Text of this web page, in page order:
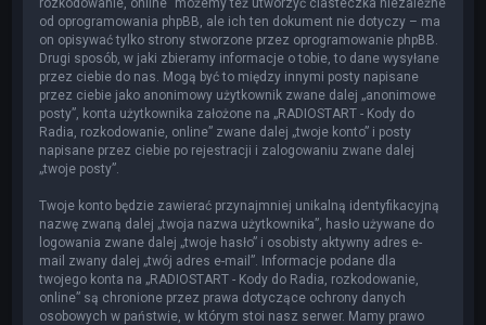
od oprogramowania phpBB, ale ich ten dokument nie dotyczy – ma
on opisywać tylko strony stworzone przez oprogramowanie phpBB.
Drugi sposób, w jaki zbieramy informacje o tobie, to dane wysyłane
przez ciebie do nas. Mogą być to między innymi posty napisane
przez ciebie jako anonimowy użytkownik zwane dalej „anonimowe
posty”, konta użytkownika założone na „RADIOSTART - Kody do
Radia, rozkodowanie, online” zwane dalej „twoje konto” i posty
napisane przez ciebie po rejestracji i zalogowaniu zwane dalej
„twoje posty”.
Twoje konto będzie zawierać przynajmniej unikalną identyfikacyjną
nazwę zwaną dalej „twoja nazwa użytkownika”, hasło używane do
logowania zwane dalej „twoje hasło” i osobisty aktywny adres e-
mail zwany dalej „twój adres e-mail”. Informacje podane dla
twojego konta na „RADIOSTART - Kody do Radia, rozkodowanie,
online” są chronione przez prawa dotyczące ochrony danych
osobowych w państwie, w którym stoi nasz serwer. Mamy prawo